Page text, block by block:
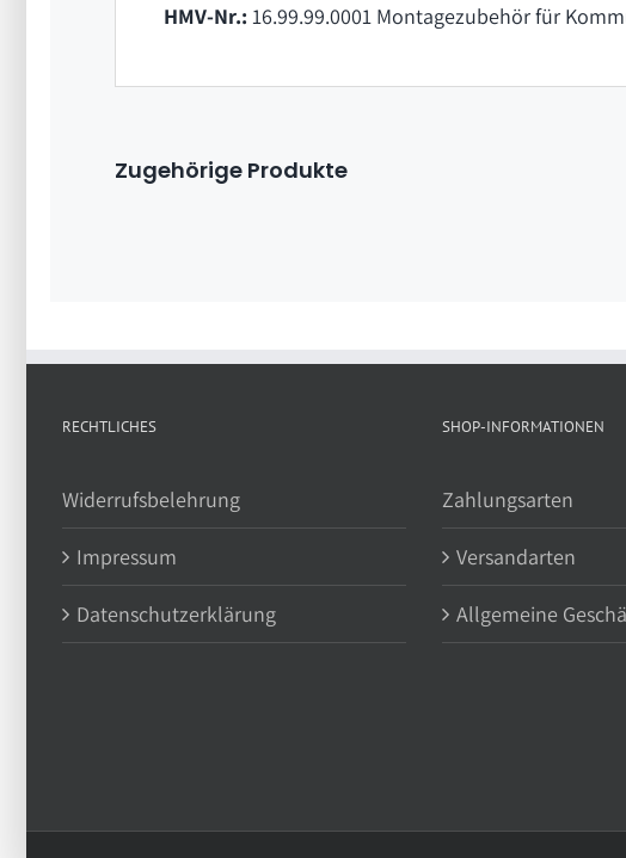
HMV-Nr.: 16.99.99.0001 Montagezubehör für
Zugehörige Produkte
RECHTLICHES
Widerrufsbelehrung
Impressum
Datenschutzerklärung
SHOP-INFORMATIONEN
Zahlungsarten
Versandarten
Allgemeine